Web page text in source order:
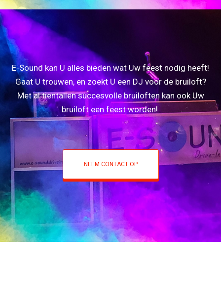
E-Sound kan U alles bieden wat Uw feest nodig heeft!
Gaat U trouwen, en zoekt U een DJ voor de bruiloft?
Met al tientallen succesvolle bruiloften kan ook Uw
bruiloft een feest worden!
NEEM CONTACT OP